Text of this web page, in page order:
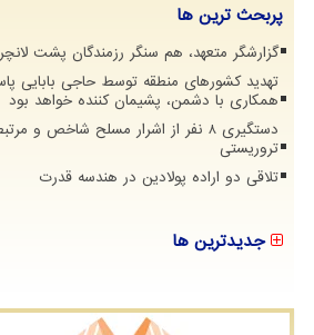
پربحث ترین ها
گزارشگر متعهد، هم سنگر رزمندگان پشت
تهدید کشورهای منطقه توسط حاجی بابایی
همکاری با دشمن، پشیمان کننده خواهد بود
دستگیری 8 نفر از اشرار مسلح شاخص
تروریستی
تلاقی دو اراده پولادین در هندسه قدرت
جدیدترین ها